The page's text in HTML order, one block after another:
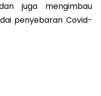
juga mengimbau
penyebaran Covid-